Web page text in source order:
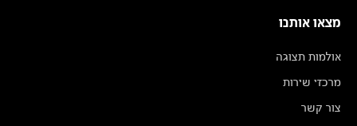
מצאו אותנו
אולמות תצוגה
מרכזי שירות
צור קשר